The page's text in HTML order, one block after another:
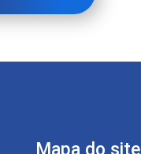
Mapa do site